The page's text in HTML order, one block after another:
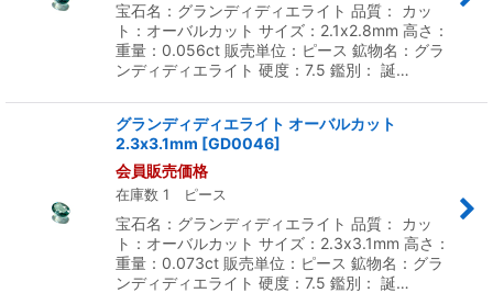
宝石名：グランディディエライト 品質： カッ
ト：オーバルカット サイズ：2.1x2.8mm 高さ：
重量：0.056ct 販売単位：ピース 鉱物名：グラ
ンディディエライト 硬度：7.5 鑑別： 誕…
グランディディエライト オーバルカット
2.3x3.1mm [GD0046]
会員販売価格
在庫数 1 ピース
宝石名：グランディディエライト 品質： カッ
ト：オーバルカット サイズ：2.3x3.1mm 高さ：
重量：0.073ct 販売単位：ピース 鉱物名：グラ
ンディディエライト 硬度：7.5 鑑別： 誕…